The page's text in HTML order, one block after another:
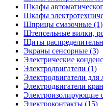
Шкафы
Шкафы
Шприцы смазочные (1)
Штепсельные вилки,
Щиты
Экраны сенсорные (3)
Электрические
Электродвигатели (1)
Электродвигатели для
Электродвигатели
Электроизолирующие
Электроконтакты (15)